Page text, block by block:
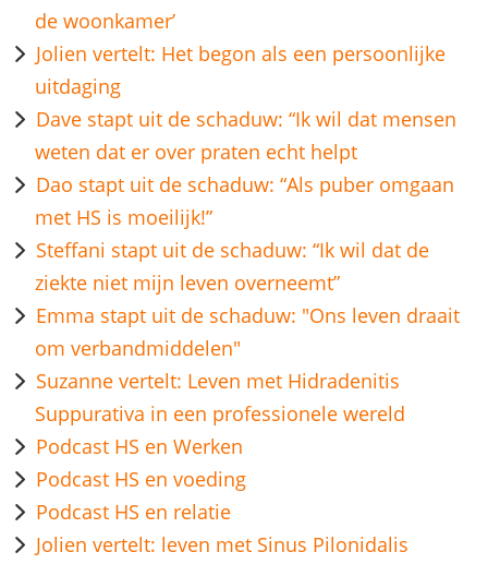
de woonkamer’
Jolien vertelt: Het begon als een persoonlijke
uitdaging
Dave stapt uit de schaduw: “Ik wil dat mensen
weten dat er over praten echt helpt
Dao stapt uit de schaduw: “Als puber omgaan
met HS is moeilijk!”
Steffani stapt uit de schaduw: “Ik wil dat de
ziekte niet mijn leven overneemt”
Emma stapt uit de schaduw: "Ons leven draait
om verbandmiddelen"
Suzanne vertelt: Leven met Hidradenitis
Suppurativa in een professionele wereld
Podcast HS en Werken
Podcast HS en voeding
Podcast HS en relatie
Jolien vertelt: leven met Sinus Pilonidalis